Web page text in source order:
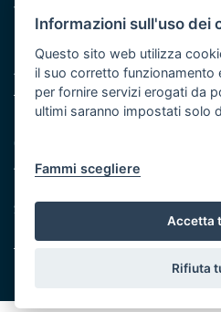
Vai al sito di Protezione Civile
Iniziativa finanziata con risorse
Asse XI
Note legali
Cookie e privacy
Atti di notifica
Servizi Intranet
© Regione
Informazioni sull'uso dei
Questo sito web utilizza
il suo corretto funzionamento
per fornire servizi erogati da
ultimi saranno impostati solo
Fammi scegliere
Accetta
Rifiuta